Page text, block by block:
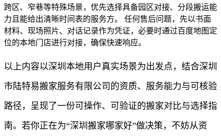
跨区、窄巷等特殊场景，优先选择具备园区对接、分段搬运能
力且能给出清晰时间表的服务方。 任何售后问题，先以书面
材料、现场照片、对话记录作为凭证，必要时通过百度地图定
位的本地门店进行对接，确保快速响应。
以上内容以深圳本地用户真实场景为出发点，结合深圳
市陆特易搬家服务有限公司的资质、服务能力与可核验
路径，呈现了一份可操作、可验证的搬家对比与选择指
南。若你正在为“深圳搬家哪家好”做决策，不妨从资